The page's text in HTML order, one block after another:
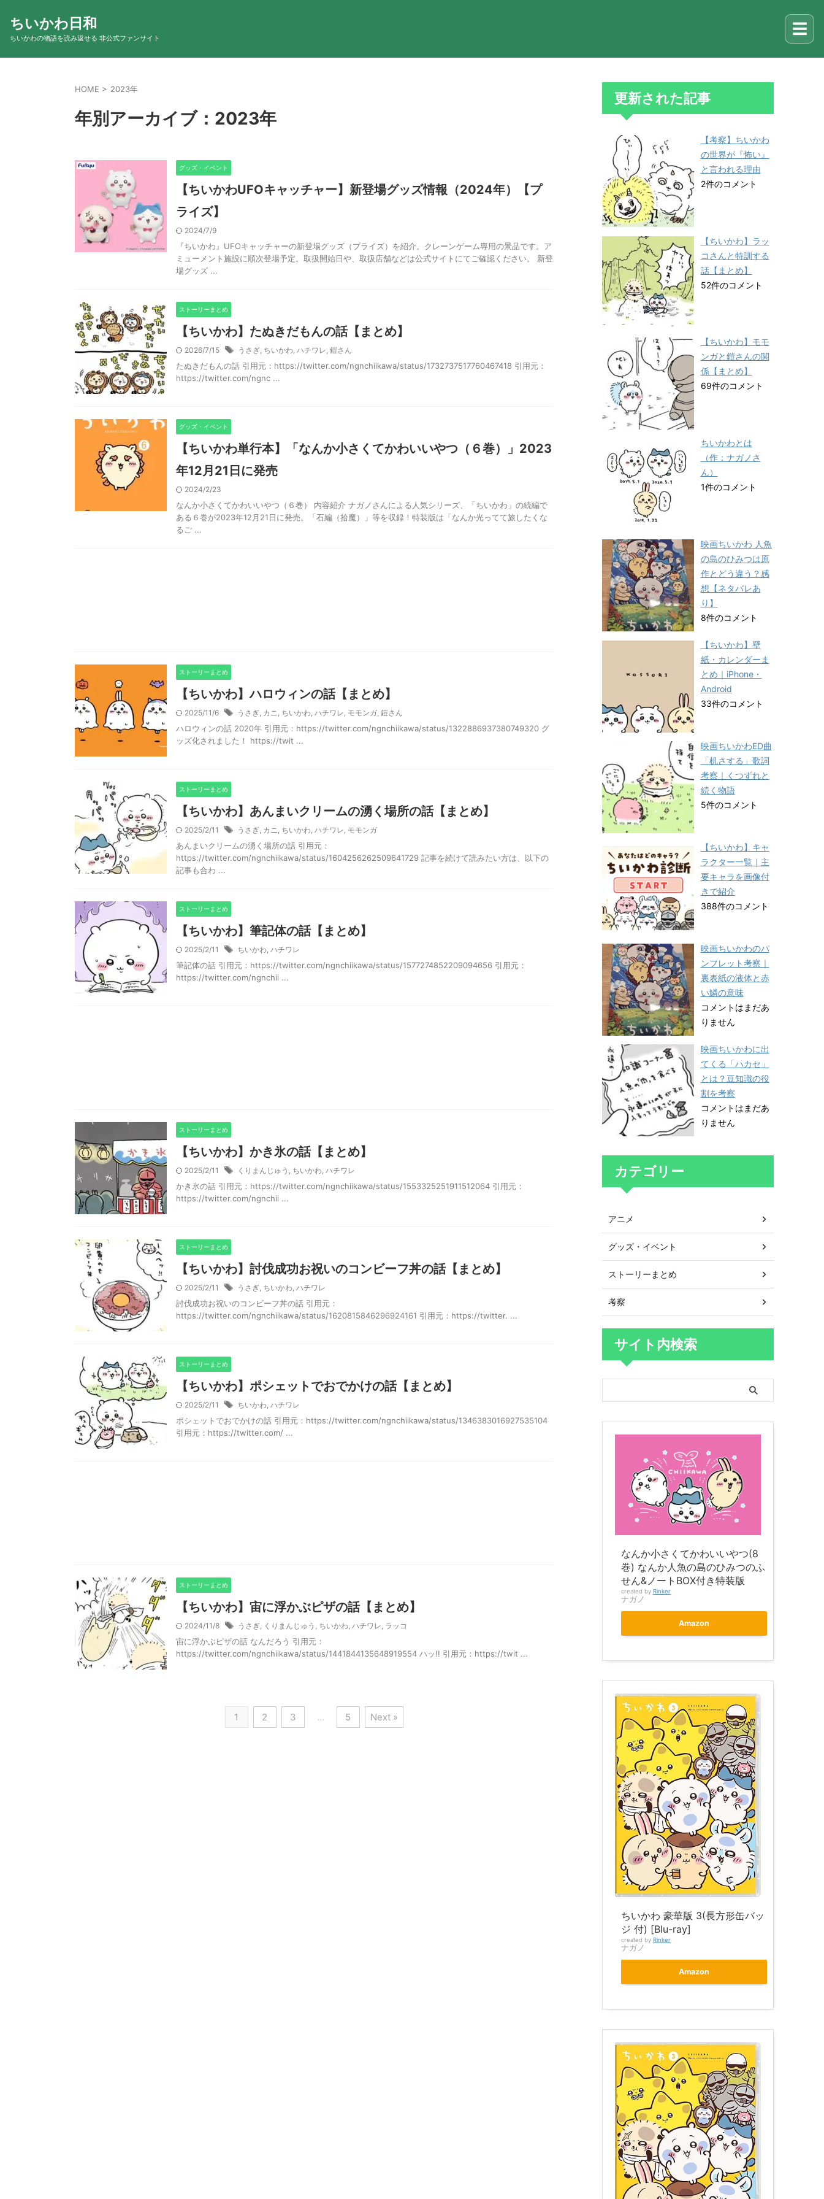
ちいかわ日和
ちいかわの物語を読み返せる 非公式ファンサイト ☰
HOME > 2023年
年別アーカイブ：2023年
グッズ・イベント
【ちいかわUFOキャッチャー】新登場グッズ情報（2024年）【プ
ライズ】
2024/7/9
『ちいかわ』UFOキャッチャーの新登場グッズ（プライズ）を紹介。クレーンゲーム専用の景品です。ア
ミューメント施設に順次登場予定。取扱開始日や、取扱店舗などは公式サイトにてご確認ください。 新登
場グッズ ...
ストーリーまとめ
【ちいかわ】たぬきだもんの話【まとめ】
2026/7/15 うさぎ, ちいかわ, ハチワレ, 鎧さん
たぬきだもんの話 引用元：https://twitter.com/ngnchiikawa/status/1732737517760467418 引用元：
https://twitter.com/ngnc ...
グッズ・イベント
【ちいかわ単行本】「なんか小さくてかわいいやつ（６巻）」2023
年12月21日に発売
2024/2/23
なんか小さくてかわいいやつ（６巻） 内容紹介 ナガノさんによる人気シリーズ、「ちいかわ」の続編で
ある６巻が2023年12月21日に発売。「石編（拾魔）」等を収録！特装版は「なんか光ってて旅したくな
るご ...
ストーリーまとめ
【ちいかわ】ハロウィンの話【まとめ】
2025/11/6 うさぎ, カニ, ちいかわ, ハチワレ, モモンガ, 鎧さん
ハロウィンの話 2020年 引用元：https://twitter.com/ngnchiikawa/status/1322886937380749320 グ
ッズ化されました！ https://twit ...
ストーリーまとめ
【ちいかわ】あんまいクリームの湧く場所の話【まとめ】
2025/2/11 うさぎ, カニ, ちいかわ, ハチワレ, モモンガ
あんまいクリームの湧く場所の話 引用元：
https://twitter.com/ngnchiikawa/status/1604256262509641729 記事を続けて読みたい方は、以下の
記事も合わ ...
ストーリーまとめ
【ちいかわ】筆記体の話【まとめ】
2025/2/11 ちいかわ, ハチワレ
筆記体の話 引用元：https://twitter.com/ngnchiikawa/status/1577274852209094656 引用元：
https://twitter.com/ngnchii ...
ストーリーまとめ
【ちいかわ】かき氷の話【まとめ】
2025/2/11 くりまんじゅう , ちいかわ, ハチワレ
かき氷の話 引用元：https://twitter.com/ngnchiikawa/status/1553325251911512064 引用元：
https://twitter.com/ngnchii ...
ストーリーまとめ
【ちいかわ】討伐成功お祝いのコンビーフ丼の話【まとめ】
2025/2/11 うさぎ, ちいかわ, ハチワレ
討伐成功お祝いのコンビーフ丼の話 引用元：
https://twitter.com/ngnchiikawa/status/1620815846296924161 引用元：https://twitter. ...
ストーリーまとめ
【ちいかわ】ポシェットでおでかけの話【まとめ】
2025/2/11 ちいかわ, ハチワレ
ポシェットでおでかけの話 引用元：https://twitter.com/ngnchiikawa/status/1346383016927535104
引用元：https://twitter.com/ ...
ストーリーまとめ
【ちいかわ】宙に浮かぶピザの話【まとめ】
2024/11/8 うさぎ, くりまんじゅう , ちいかわ, ハチワレ, ラッコ
宙に浮かぶピザの話 なんだろう 引用元：
https://twitter.com/ngnchiikawa/status/1441844135648919554 ハッ!! 引用元：https://twit ...
1 2 3 … 5 Next »
更新された記事
【考察】ちいかわ
の世界が『怖い』
と言われる理由
2件のコメント
【ちいかわ】ラッ
コさんと特訓する
話【まとめ】
52件のコメント
【ちいかわ】モモ
ンガと鎧さんの関
係【まとめ】
69件のコメント
ちいかわとは
（作：ナガノさ
ん）
1件のコメント
映画ちいかわ 人魚
の島のひみつは原
作とどう違う？感
想【ネタバレあ
り】
8件のコメント
【ちいかわ】壁
紙・カレンダーま
とめ｜iPhone・
Android
33件のコメント
映画ちいかわED曲
「机さする」歌詞
考察｜くつずれと
続く物語
5件のコメント
【ちいかわ】キャ
ラクター一覧｜主
要キャラを画像付
きで紹介
388件のコメント
映画ちいかわのパ
ンフレット考察｜
裏表紙の液体と赤
い鱗の意味
コメントはまだあ
りません
映画ちいかわに出
てくる「ハカセ」
とは？豆知識の役
割を考察
コメントはまだあ
りません
カテゴリー
アニメ
グッズ・イベント
ストーリーまとめ
考察
サイト内検索
なんか小さくてかわいいやつ(8
巻) なんか人魚の島のひみつのふ
せん&ノートBOX付き特装版
created by Rinker
ナガノ
Amazon
ちいかわ 豪華版 3(長方形缶バッ
ジ 付) [Blu-ray]
created by Rinker
ナガノ
Amazon